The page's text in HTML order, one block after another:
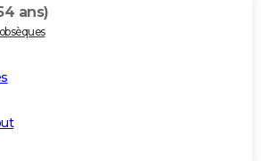
ans)